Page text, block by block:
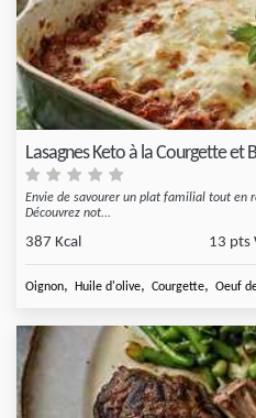
Lasagnes Keto à la Courgette et
Envie de savourer un plat familial tout en
Découvrez not...
387 Kcal 13 pts
Oignon, Huile d'olive, Courgette, Oeuf